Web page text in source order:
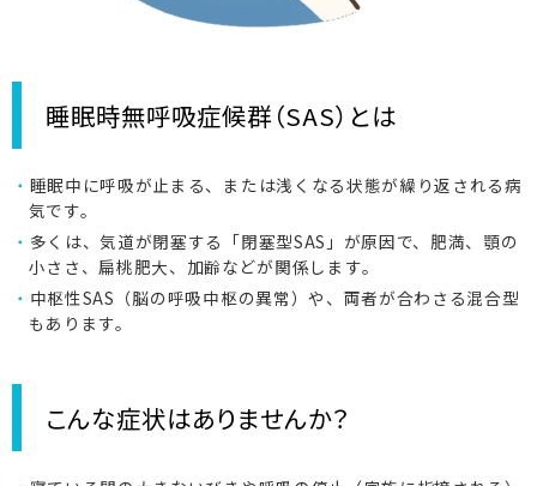
睡眠時無呼吸症候群（SAS）とは
睡眠中に呼吸が止まる、または浅くなる状態が繰り返される病
気です。
多くは、気道が閉塞する「閉塞型SAS」が原因で、肥満、顎の
小ささ、扁桃肥大、加齢などが関係します。
中枢性SAS（脳の呼吸中枢の異常）や、両者が合わさる混合型
もあります。
こんな症状はありませんか？